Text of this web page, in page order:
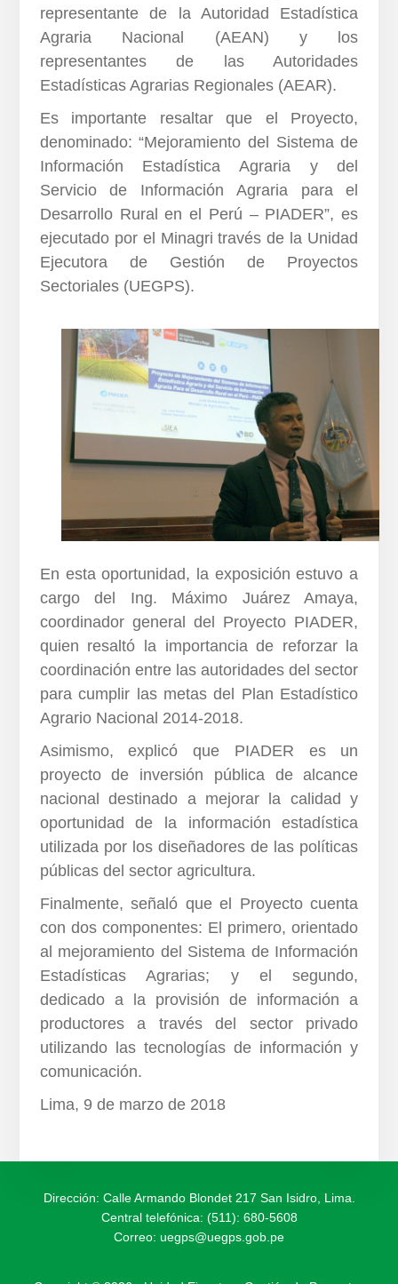
representante de la Autoridad Estadística
Agraria Nacional (AEAN) y los
representantes de las Autoridades
Estadísticas Agrarias Regionales (AEAR).
Es importante resaltar que el Proyecto,
denominado: “Mejoramiento del Sistema de
Información Estadística Agraria y del
Servicio de Información Agraria para el
Desarrollo Rural en el Perú – PIADER”, es
ejecutado por el Minagri través de la Unidad
Ejecutora de Gestión de Proyectos
Sectoriales (UEGPS).
En esta oportunidad, la exposición estuvo a
cargo del Ing. Máximo Juárez Amaya,
coordinador general del Proyecto PIADER,
quien resaltó la importancia de reforzar la
coordinación entre las autoridades del sector
para cumplir las metas del Plan Estadístico
Agrario Nacional 2014-2018.
Asimismo, explicó que PIADER es un
proyecto de inversión pública de alcance
nacional destinado a mejorar la calidad y
oportunidad de la información estadística
utilizada por los diseñadores de las políticas
públicas del sector agricultura.
Finalmente, señaló que el Proyecto cuenta
con dos componentes: El primero, orientado
al mejoramiento del Sistema de Información
Estadísticas Agrarias; y el segundo,
dedicado a la provisión de información a
productores a través del sector privado
utilizando las tecnologías de información y
comunicación.
Lima, 9 de marzo de 2018
Dirección: Calle Armando Blondet 217 San Isidro, Lima.
Central telefónica: (511): 680-5608
Correo: uegps@uegps.gob.pe